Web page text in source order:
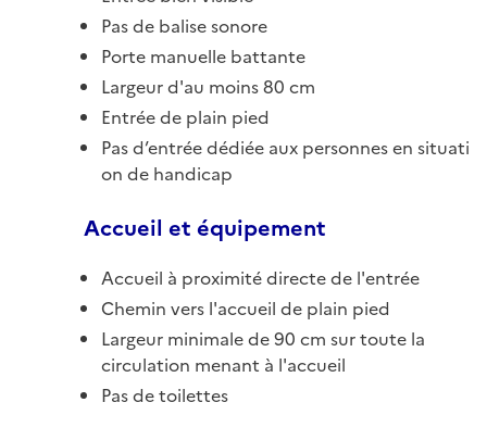
Pas de balise sonore
Porte manuelle battante
Largeur d'au moins 80 cm
Entrée de plain pied
Pas d’entrée dédiée aux personnes en situati
on de handicap
Accueil et équipement
Accueil à proximité directe de l'entrée
Chemin vers l'accueil de plain pied
Largeur minimale de 90 cm sur toute la
circulation menant à l'accueil
Pas de toilettes